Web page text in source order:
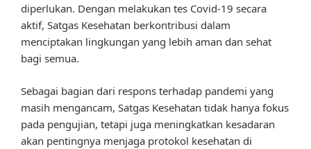
diperlukan. Dengan melakukan tes Covid-19 secara
aktif, Satgas Kesehatan berkontribusi dalam
menciptakan lingkungan yang lebih aman dan sehat
bagi semua.
Sebagai bagian dari respons terhadap pandemi yang
masih mengancam, Satgas Kesehatan tidak hanya fokus
pada pengujian, tetapi juga meningkatkan kesadaran
akan pentingnya menjaga protokol kesehatan di